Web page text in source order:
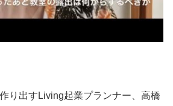
り出すLiving起業プランナー、高橋